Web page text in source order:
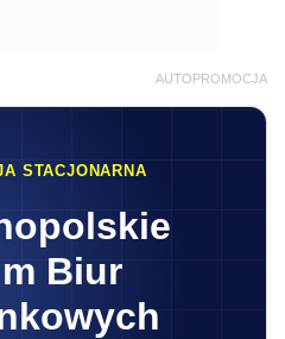
AUTOPROMOCJA
STACJONARNA
Biur